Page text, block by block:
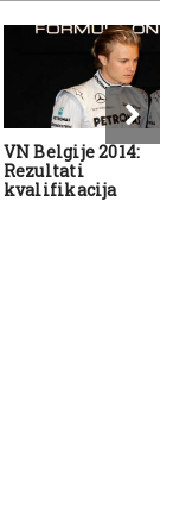
VN Belgije 2014:
Rezultati
kvalifikacija